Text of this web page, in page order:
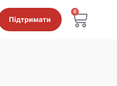
Підтримати
0